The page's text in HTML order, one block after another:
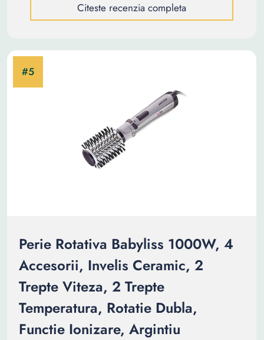
Citeste recenzia completa
Perie Rotativa Babyliss 1000W, 4
Accesorii, Invelis Ceramic, 2
Trepte Viteza, 2 Trepte
Temperatura, Rotatie Dubla,
Functie Ionizare, Argintiu